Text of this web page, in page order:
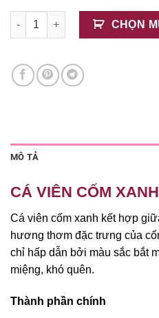
Cá Viên Cốm Xanh 1kg số
CHỌN
MÔ TẢ
­­­­CÁ VIÊN CỐM XANH
Cá viên cốm xanh kết hợp
hương thơm đặc trưng của
chỉ hấp dẫn bởi màu sắc bắt
miệng, khó quên.
Thành phần chính